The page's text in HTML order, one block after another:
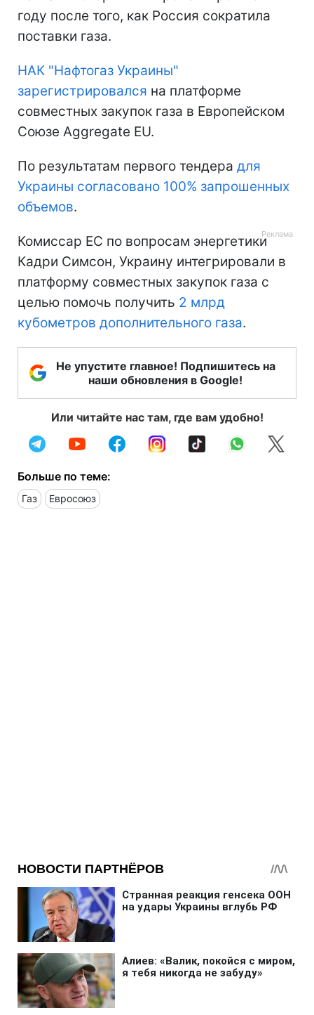
году после того, как Россия сократила
поставки газа.
НАК "Нафтогаз Украины"
зарегистрировался на платформе
совместных закупок газа в Европейском
Союзе Aggregate EU.
По результатам первого тендера для
Украины согласовано 100% запрошенных
объемов.
Комиссар ЕС по вопросам энергетики
Кадри Симсон, Украину интегрировали в
платформу совместных закупок газа с
целью помочь получить 2 млрд
кубометров дополнительного газа.
Не упустите главное! Подпишитесь на
наши обновления в Google!
Или читайте нас там, где вам удобно!
Больше по теме:
Газ Евросоюз